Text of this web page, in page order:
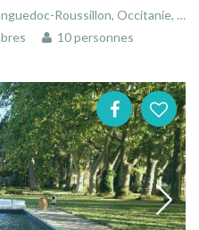
Roussillon, Occitanie, France
10 personnes